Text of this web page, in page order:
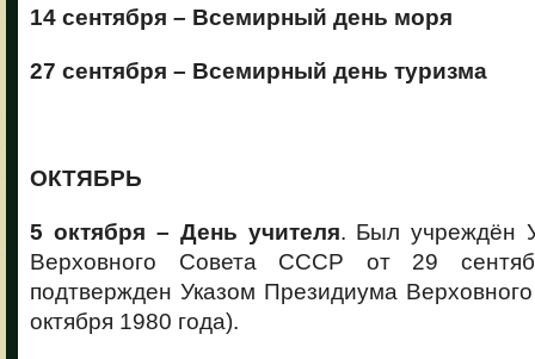
14 сентября – Всемирный день моря
27 сентября – Всемирный день туризма
ОКТЯБРЬ
5 октября – День учителя. Был учреждён
Верховного Совета СССР от 29
подтвержден Указом Президиума
октября 1980 года).